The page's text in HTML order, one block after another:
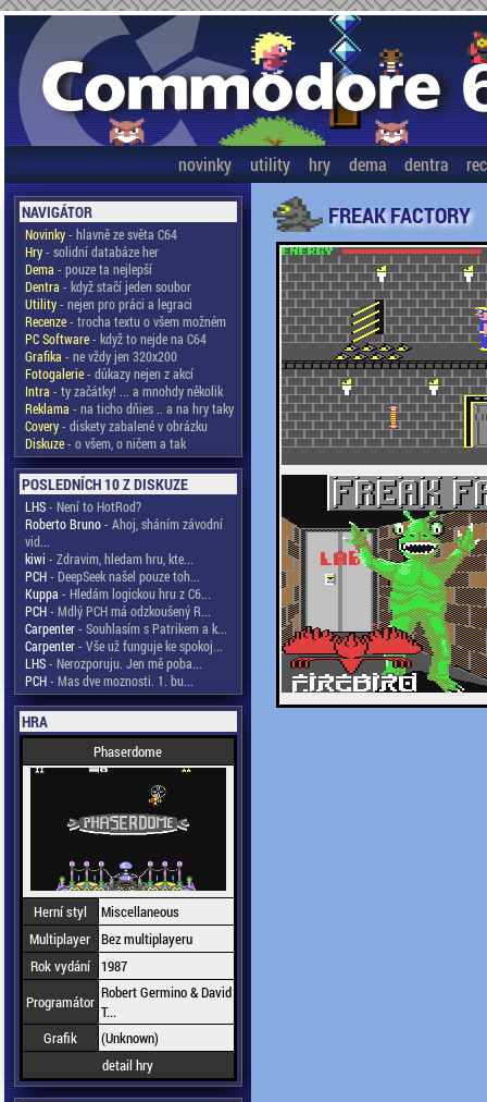
novinky utility hry dema dentra
NAVIGÁTOR
Novinky- hlavně ze světa C64
Hry- solidní databáze her
Dema - pouze ta nejlepší
Dentra - když stačí jeden soubor
Utility- nejen pro práci a legraci
Recenze- trocha textu o všem možném
PC Software- když to nejde na C64
Grafika - ne vždy jen 320x200
Fotogalerie- důkazy nejen z akcí
Intra - ty začátky! ... a mnohdy několik
Reklama - na ticho dňies .. a na hry taky
Covery- diskety zabalené v obrázku
Diskuze- o všem, o ničem a tak
POSLEDNÍCH 10 Z DISKUZE
LHS- Není to HotRod?
Roberto Bruno- Ahoj, sháním závodní
vid...
kiwi - Zdravim, hledam hru, kte...
PCH- DeepSeek našel pouze toh...
Kuppa - Hledám logickou hru z C6...
PCH- Mdlý PCH má odzkoušený R...
Carpenter- Souhlasím s Patrikem a k...
Carpenter- Vše už funguje ke spokoj...
LHS- Nerozporuju. Jen mě poba...
PCH- Mas dve moznosti. 1. bu...
HRA
Phaserdome
Herní styl
Miscellaneous
Multiplayer Bez multiplayeru
Rok vydání
1987
Programátor Robert Germino & David
T...
Grafik
(Unknown)
detail hry
FREAK FACTORY